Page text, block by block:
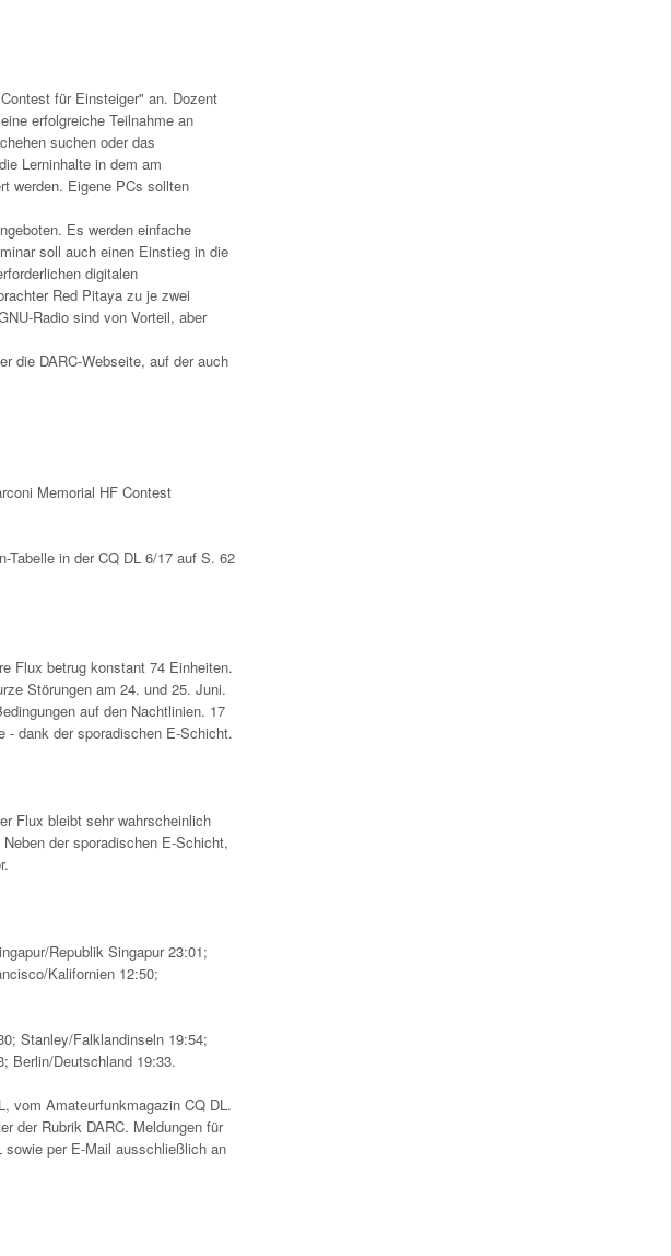
für Einsteiger" an. Dozent
erfolgreiche Teilnahme an
suchen oder das
Lerninhalte in dem am
werden. Eigene PCs sollten
Es werden einfache
soll auch einen Einstieg in die
digitalen
Red Pitaya zu je zwei
Radio sind von Vorteil, aber
die DARC-Webseite, auf der auch
Memorial HF Contest
Tabelle in der CQ DL 6/17 auf S. 62
Flux betrug konstant 74 Einheiten.
Störungen am 24. und 25. Juni.
auf den Nachtlinien. 17
- dank der sporadischen E-Schicht.
Flux bleibt sehr wahrscheinlich
der sporadischen E-Schicht,
Republik Singapur 23:01;
Kalifornien 12:50;
Stanley/Falklandinseln 19:54;
Berlin/Deutschland 19:33.
vom Amateurfunkmagazin CQ DL.
der Rubrik DARC. Meldungen für
per E-Mail ausschließlich an